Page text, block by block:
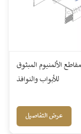
الألمنيوم المبثوق
للأبواب والنوافذ
عرض التفاصيل